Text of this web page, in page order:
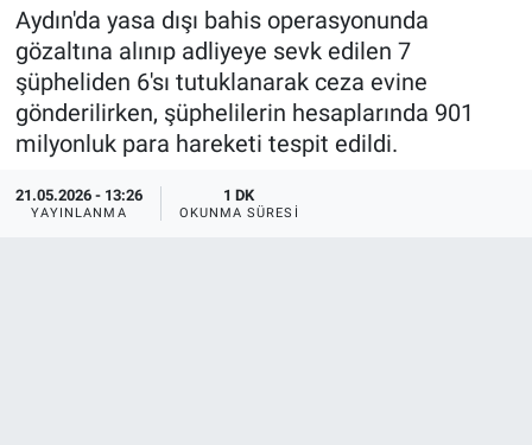
Aydın'da yasa dışı bahis operasyonunda
gözaltına alınıp adliyeye sevk edilen 7
şüpheliden 6'sı tutuklanarak ceza evine
gönderilirken, şüphelilerin hesaplarında 901
milyonluk para hareketi tespit edildi.
21.05.2026 - 13:26
YAYINLANMA
1 DK
OKUNMA SÜRESI